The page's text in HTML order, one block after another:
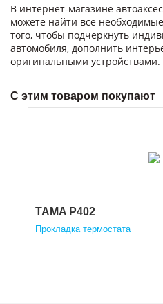
В интернет-магазине
можете найти все
того, чтобы подчеркнуть
автомобиля, дополнить
оригинальными устройствами.
С этим товаром покупают
TAMA P402
Прокладка термостата